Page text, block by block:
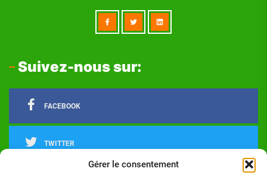
Gérer le consentement
Suivez-nous sur:
FACEBOOK
TWITTER